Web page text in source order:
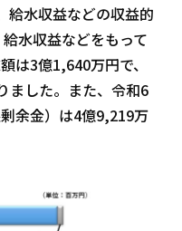
給水収益などの収益的
水収益などをもって
は3億1,640万円で、
ました。また、令和6
余金）は4億9,219万